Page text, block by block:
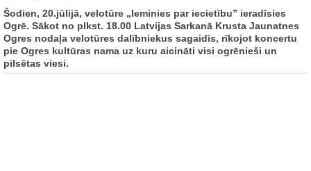
Šodien, 20.jūlijā, velotūre „Ieminies par iecietību” ieradīsies
Ogrē. Sākot no plkst. 18.00 Latvijas Sarkanā Krusta Jaunatnes
Ogres nodaļa velotūres dalībniekus sagaidīs, rīkojot koncertu
pie Ogres kultūras nama uz kuru aicināti visi ogrēnieši un
pilsētas viesi.